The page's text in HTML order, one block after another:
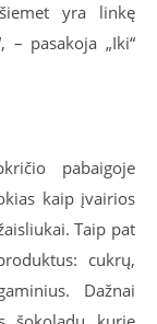
yra linkę
– pasakoja „Iki“
pabaigoje
kaip įvairios
Taip pat
cukrų,
Dažnai